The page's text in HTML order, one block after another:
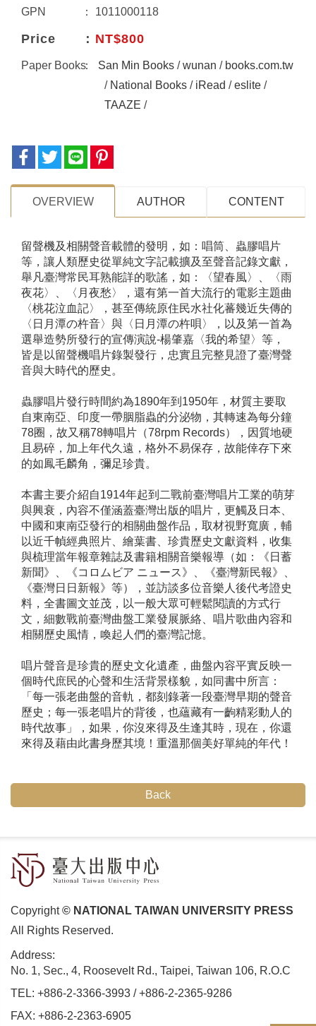
GPN
1011000118
Price NT$800
Paper Books San Min Books /wunan / books.com.tw
/ National Books / iRead /eslite /
TAAZE /
OVERVIEW AUTHOR CONTENT
留聲機及相關聲音載體的發明，如：唱筒、蟲膠唱片
等，讓人類歷史從單純文字記載擴及至聲音記錄文獻，
舉凡臺灣常民耳熟能詳的歌謠，如：〈望春風〉、〈雨
夜花〉、〈月夜愁〉，還有第一首大流行的電影主題曲
〈桃花泣血記〉，甚至傳統原住民水社化蕃幾近失傳的
〈日月潭の杵音〉與〈日月潭の杵唄〉，以及第一首為
選舉造勢所發行的宣傳演說-楊肇嘉〈我的希望〉等，
皆是以留聲機唱片錄製發行，忠實且完整見證了臺灣聲
音與大時代的歷史。
蟲膠唱片發行時間約為1890年到1950年，材質主要取
自東南亞、印度一帶胭脂蟲的分泌物，其轉速為每分鐘
78圈，故又稱78轉唱片（78rpm Records），因質地硬
且易碎，加上年代久遠，格外不易保存，故能倖存下來
的如鳳毛麟角，彌足珍貴。
本書主要介紹自1914年起到二戰前臺灣唱片工業的萌芽
與興衰，內容不僅涵蓋臺灣出版的唱片，更觸及日本、
中國和東南亞發行的相關曲盤作品，取材視野寬廣，輔
以近千幀經典照片、繪葉書、珍貴歷史文獻資料，收集
與梳理當年報章雜誌及書籍相關音樂報導（如：《日蓄
新聞》、《コロムビア ニュース》、《臺灣新民報》、
《臺灣日日新報》等），並訪談多位音樂人後代考證史
料，全書圖文並茂，以一般大眾可輕鬆閱讀的方式行
文，細數戰前臺灣曲盤工業發展脈絡、唱片歌曲內容和
相關歷史風情，喚起人們的臺灣記憶。
唱片聲音是珍貴的歷史文化遺產，曲盤內容平實反映一
個時代庶民的心聲和生活背景樣貌，如同書中所言：
「每一張老曲盤的音軌，都刻錄著一段臺灣早期的聲音
歷史；每一張老唱片的背後，也蘊藏有一齣精彩動人的
時代故事」，如果，你沒來得及生逢其時，現在，你還
來得及藉由此書身歷其境！重溫那個美好單純的年代！
Back
Copyright© NATIONAL TAIWAN UNIVERSITY PRESS
All Rights Reserved.
Address:
No. 1, Sec., 4, Roosevelt Rd., Taipei, Taiwan 106, R.O.C
TEL: +886-2-3366-3993 /+886-2-2365-9286
FAX: +886-2-2363-6905